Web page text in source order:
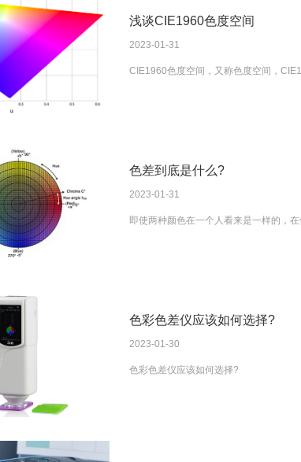
浅谈CIE1960色度空间
2023-01-31
CIE1960色度空间，又称色度空间，
色差到底是什么?
2023-01-31
即使两种颜色在一个人看来是一样的，
色彩色差仪应该如何选择?
2023-01-30
色彩色差仪应该如何选择?